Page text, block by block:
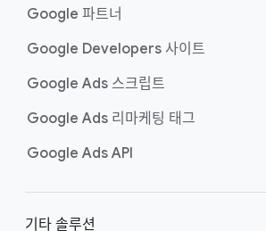
Google 파트너
Google Developers 사이트
Google Ads 스크립트
Google Ads 리마케팅 태그
Google Ads API
기타 솔루션